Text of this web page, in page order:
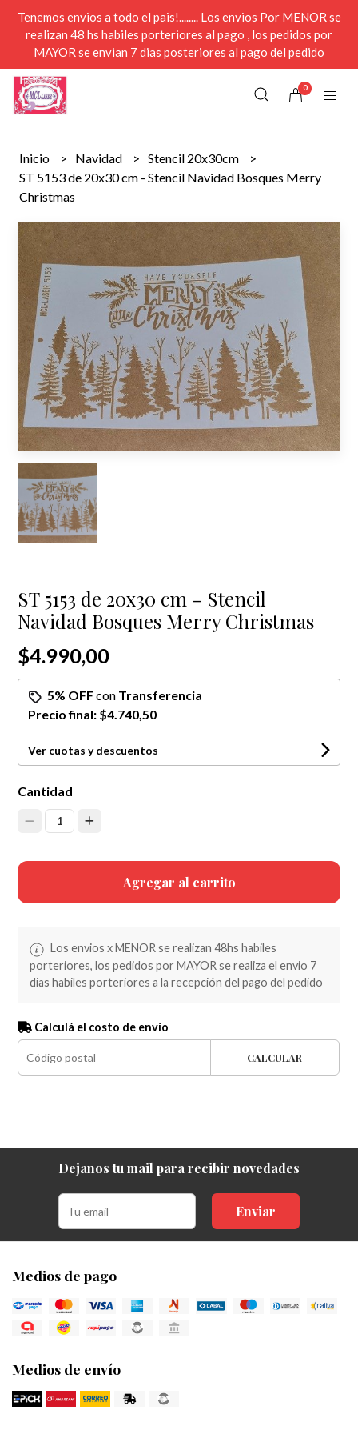
Tenemos envios a todo el pais!........ Los envios Por MENOR se
realizan 48 hs habiles porteriores al pago , los pedidos por
MAYOR se envian 7 dias posteriores al pago del pedido
0
Inicio Navidad
Stencil 20x30cm
ST 5153 de 20x30 cm - Stencil Navidad Bosques Merry
Christmas
ST 5153 de 20x30 cm - Stencil
Navidad Bosques Merry Christmas
$4.990,00
5% OFFcon Transferencia
Precio final: $4.740,50
Ver cuotas y descuentos
Cantidad
1
Agregar al carrito
Los envios x MENOR se realizan 48hs habiles
porteriores, los pedidos por MAYOR se realiza el envio 7
dias habiles porteriores a la recepción del pago del pedido
Calculá el costo de envío
CALCULAR
Dejanos tu mail para recibir novedades
Enviar
Medios de pago
Medios de envío